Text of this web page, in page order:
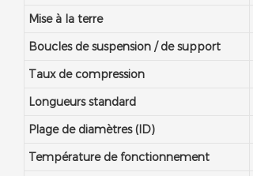
Mise à la terre
Boucles de suspension / de support
Taux de compression
Longueurs standard
Plage de diamètres (ID)
Température de fonctionnement